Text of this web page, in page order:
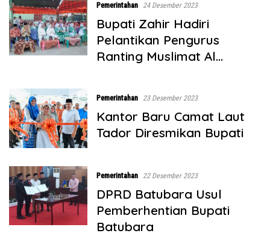
Pemerintahan 24 Desember 2023
Bupati Zahir Hadiri
Pelantikan Pengurus
Ranting Muslimat Al
Pemerintahan 23 Desember 2023
Kantor Baru Camat Laut
Tador Diresmikan Bupati
Pemerintahan 22 Desember 2023
DPRD Batubara Usul
Pemberhentian Bupati
Batubara